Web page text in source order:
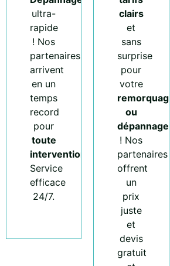
ultra-
rapide
! Nos
partenaires
arrivent
en un
temps
record
pour
toute
intervention
Service
efficace
24/7.
clairs
et
sans
surprise
pour
votre
remorquage
ou
dépannage
! Nos
partenaires
offrent
un
prix
juste
et
devis
gratuit